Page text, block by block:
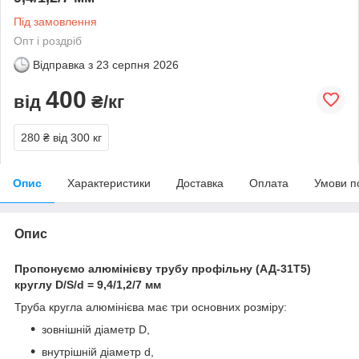
Під замовлення
Опт і роздріб
Відправка з 23 серпня 2026
від 400 ₴/кг
280 ₴ від 300 кг
Опис Характеристики Доставка Оплата Умови
Опис
Пропонуємо алюмінієву трубу профільну (АД-31Т5)
круглу D/S/d = 9,4/1,2/7 мм
Труба кругла алюмінієва має три основних розміру:
зовнішній діаметр D,
внутрішній діаметр d,